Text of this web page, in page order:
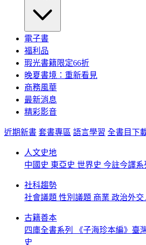
電子書
福利品
瑕光書籍限定66折
晚夏書境：重新看見
商務風華
最新消息
精彩影音
近期新書 套書專區 語言學習 全書目下
人文史地
中國史 東亞史 世界史 今註今譯系
社科趨勢
社會議題 性別議題 商業 政治外交
古籍善本
四庫全書系列
《子海珍本編》臺
史